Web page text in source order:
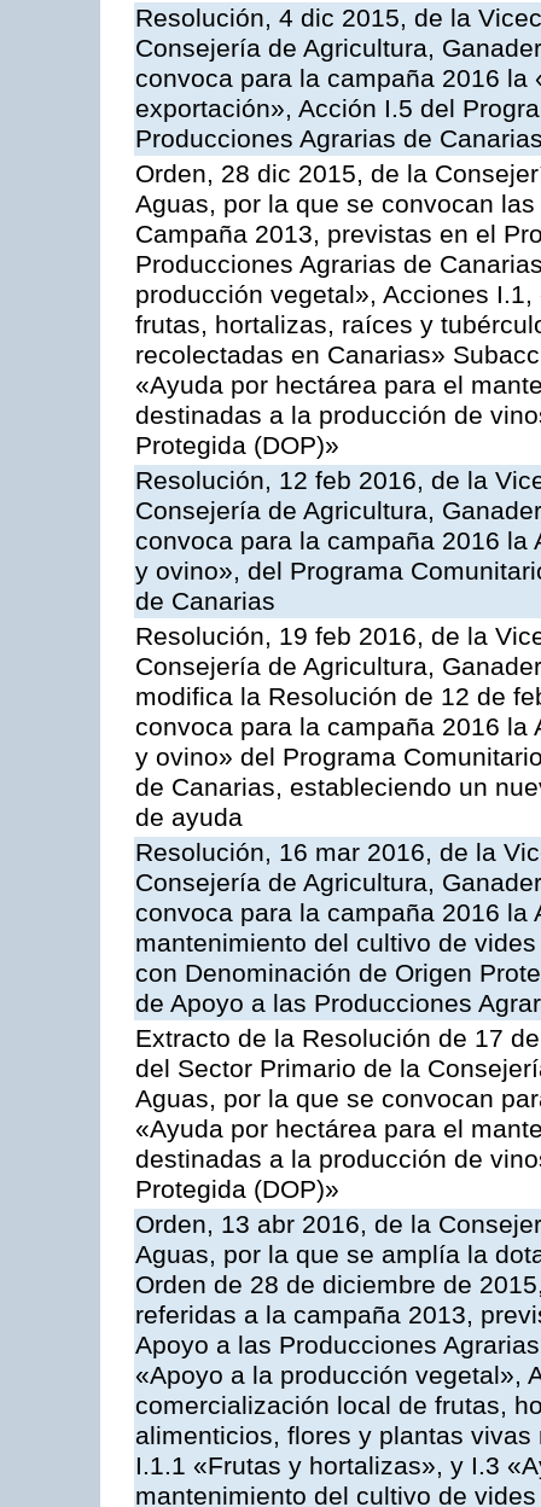
Resolución, 4 dic 2015, de la
Consejería de Agricultura,
convoca para la campaña 2016
exportación», Acción I.5 del
Producciones Agrarias de
Orden, 28 dic 2015, de la
Aguas, por la que se convocan
Campaña 2013, previstas en el
Producciones Agrarias de
producción vegetal», Acciones
frutas, hortalizas, raíces y
recolectadas en Canarias»
«Ayuda por hectárea para el
destinadas a la producción de
Protegida (DOP)»
Resolución, 12 feb 2016, de la
Consejería de Agricultura,
convoca para la campaña 2016
y ovino», del Programa
de Canarias
Resolución, 19 feb 2016, de la
Consejería de Agricultura,
modifica la Resolución de 12 de
convoca para la campaña 2016
y ovino» del Programa
de Canarias, estableciendo un
de ayuda
Resolución, 16 mar 2016, de la
Consejería de Agricultura,
convoca para la campaña 2016
mantenimiento del cultivo de
con Denominación de Origen
de Apoyo a las Producciones
Extracto de la Resolución de 17
del Sector Primario de la
Aguas, por la que se convocan
«Ayuda por hectárea para el
destinadas a la producción de
Protegida (DOP)»
Orden, 13 abr 2016, de la
Aguas, por la que se amplía la
Orden de 28 de diciembre de
referidas a la campaña 2013,
Apoyo a las Producciones
«Apoyo a la producción vegetal»,
comercialización local de frutas,
alimenticios, flores y plantas
I.1.1 «Frutas y hortalizas», y I.3
mantenimiento del cultivo de